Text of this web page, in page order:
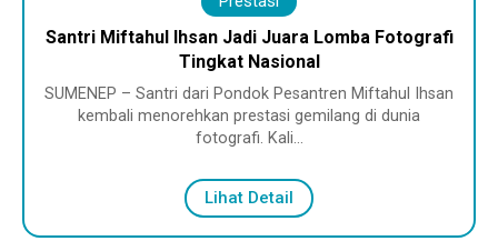
Fotografi
Ihsan
Santri Miftahul Ihsan Raih Juara 2
Tingkat Kecamatan Bluto
SUMENEP – Umar Faruq, seorang santri
Diniyah Takmiliyah (MDT) Al Wathoniyah